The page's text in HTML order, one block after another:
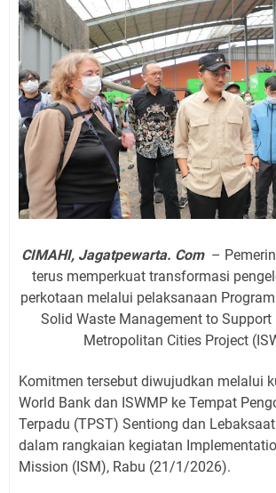
CIMAHI, Jagatpewarta. Com –
terus memperkuat transformasi
perkotaan melalui pelaksanaan
Solid Waste Management to Support
Metropolitan Cities Project
Komitmen tersebut diwujudkan melalui
World Bank dan ISWMP ke Tempat
Terpadu (TPST) Sentiong dan
dalam rangkaian kegiatan
Mission (ISM), Rabu (21/1/2026).